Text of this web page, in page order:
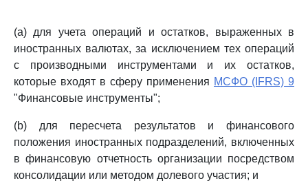
(a) для учета операций и остатков, выраженных в
иностранных валютах, за исключением тех операций
с производными инструментами и их остатков,
которые входят в сферу применения МСФО (IFRS) 9
"Финансовые инструменты";
(b) для пересчета результатов и финансового
положения иностранных подразделений, включенных
в финансовую отчетность организации посредством
консолидации или методом долевого участия; и